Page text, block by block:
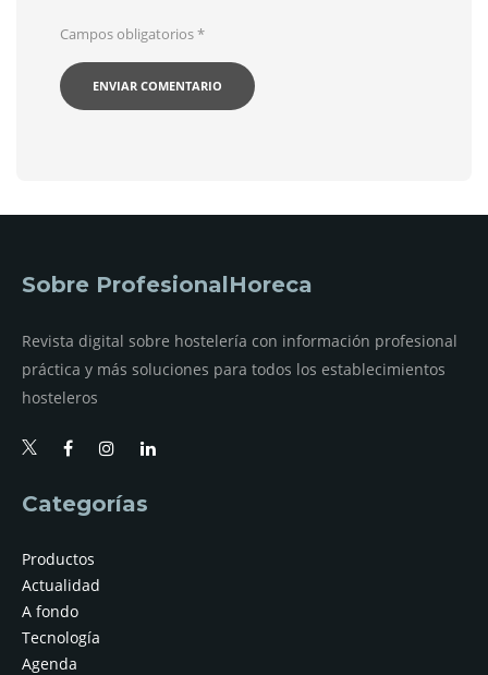
Campos obligatorios*
Sobre ProfesionalHoreca
Revista digital sobre hostelería con información profesional
práctica y más soluciones para todos los establecimientos
hosteleros
Categorías
Productos
Actualidad
A fondo
Tecnología
Agenda